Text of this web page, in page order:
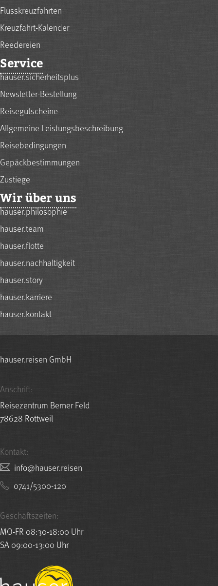
Flusskreuzfahrten
Kreuzfahrt-Kalender
Reedereien
Service
hauser.sicherheitsplus
Newsletter-Bestellung
Reisegutscheine
Allgemeine Leistungsbeschreibung
Reisebedingungen
Gepäckbestimmungen
Zustiege
Wir über uns
hauser.philosophie
hauser.team
hauser.flotte
hauser.nachhaltigkeit
hauser.story
hauser.karriere
hauser.kontakt
hauser.reisen GmbH
Anschrift:
Reisezentrum Berner Feld
78628 Rottweil
Kontakt:
nesier.resuah@ofni
0741/5300-120
Geschäftszeiten:
MO-FR 08:30-18:00 Uhr
SA 09:00-13:00 Uhr